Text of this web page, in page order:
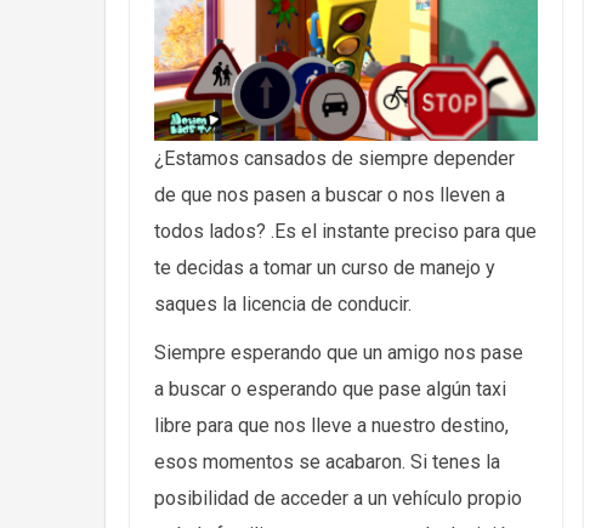
¿Estamos cansados de siempre depender
de que nos pasen a buscar o nos lleven a
todos lados? .Es el instante preciso para que
te decidas a tomar un curso de manejo y
saques la licencia de conducir.
Siempre esperando que un amigo nos pase
a buscar o esperando que pase algún taxi
libre para que nos lleve a nuestro destino,
esos momentos se acabaron. Si tenes la
posibilidad de acceder a un vehículo propio